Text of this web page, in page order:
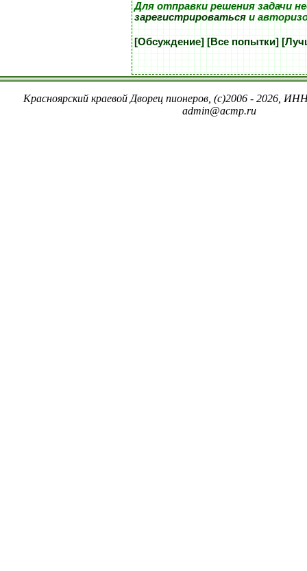
Для отправки решения задачи
зарегистрироватьсяи
[Обсуждение] [Все попытки]
Красноярский краевой Дворец пионеров, (c)2006 - 2026,
admin@acmp.ru